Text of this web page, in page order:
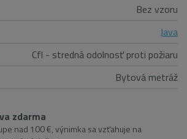
Bez vzoru
Java
Cfl - stredná odolnosť proti požiaru
Bytová metráž
zdarma
nad 100 €, výnimka sa vzťahuje na